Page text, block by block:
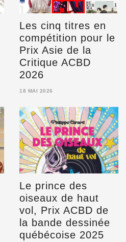
Les cinq titres en
compétition pour le
Prix Asie de la
Critique ACBD
2026
18 MAI 2026
MAI
2026
Le prince des
oiseaux de haut
vol, Prix ACBD de
la bande dessinée
québécoise 2025